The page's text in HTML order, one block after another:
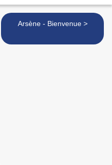
Arsène - Bienvenue >